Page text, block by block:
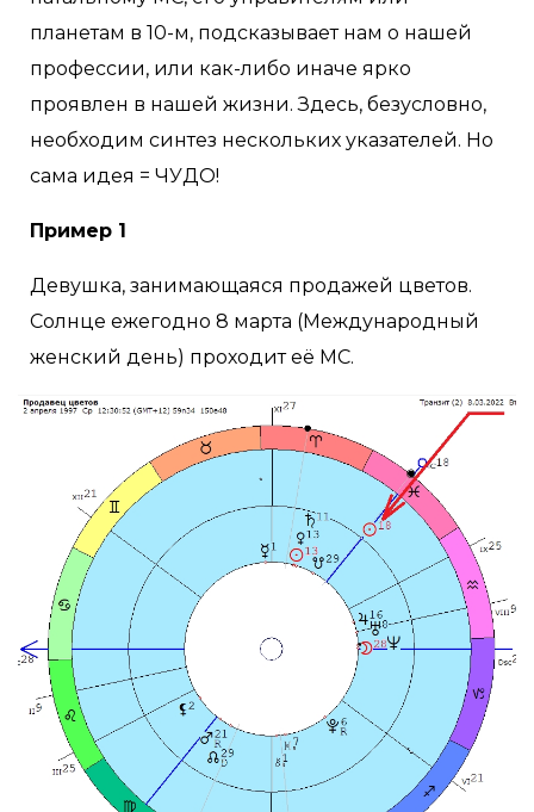
планетам в 10-м, подсказывает нам о нашей
профессии, или как-либо иначе ярко
проявлен в нашей жизни. Здесь, безусловно,
необходим синтез нескольких указателей. Но
сама идея = ЧУДО!
Пример 1
Девушка, занимающаяся продажей цветов.
Солнце ежегодно 8 марта (Международный
женский день) проходит её МС.